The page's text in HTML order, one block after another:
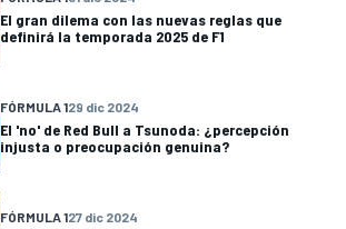
El gran dilema con las nuevas reglas que
definirá la temporada 2025 de F1
FÓRMULA 129 dic 2024
El 'no' de Red Bull a Tsunoda: ¿percepción
injusta o preocupación genuina?
FÓRMULA 127 dic 2024